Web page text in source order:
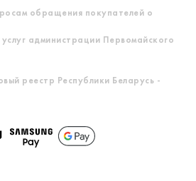
обращения покупателей о
администрации Первомайского
реестр Республики Беларусь -